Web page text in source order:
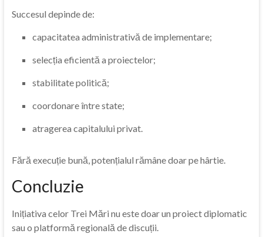
Succesul depinde de:
capacitatea administrativă de implementare;
selecția eficientă a proiectelor;
stabilitate politică;
coordonare între state;
atragerea capitalului privat.
Fără execuție bună, potențialul rămâne doar pe hârtie.
Concluzie
Inițiativa celor Trei Mări nu este doar un proiect diplomatic
sau o platformă regională de discuții.